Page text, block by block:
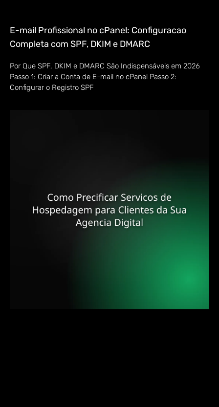
E-mail Profissional no cPanel: Configuracao
Completa com SPF, DKIM e DMARC
Por Que SPF, DKIM e DMARC São Indispensáveis em 2026
Passo 1: Criar a Conta de E-mail no cPanel Passo 2:
Configurar o Registro SPF